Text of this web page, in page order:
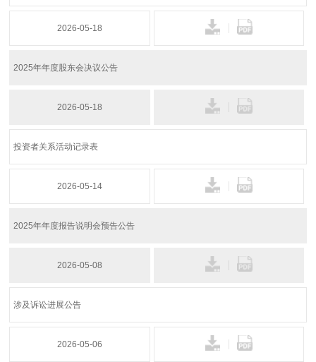
2026-05-18
2025年年度股东会决议公告
2026-05-18
投资者关系活动记录表
2026-05-14
2025年年度报告说明会预告公告
2026-05-08
涉及诉讼进展公告
2026-05-06